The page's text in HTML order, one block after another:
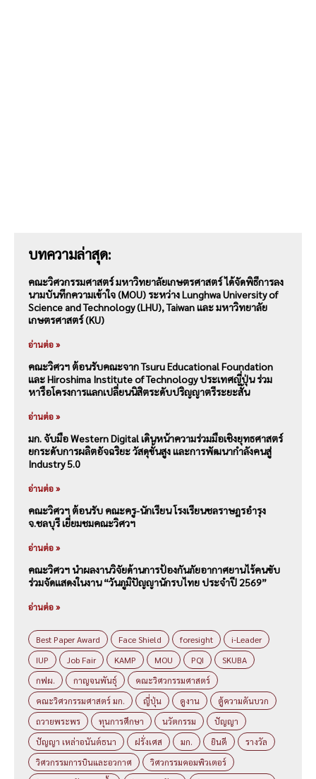
บทความล่าสุด:
คณะวิศวกรรมศาสตร์ มหาวิทยาลัยเกษตรศาสตร์ ได้จัดพิธีการลง
นามบันทึกความเข้าใจ (MOU) ระหว่าง Lunghwa University of
Science and Technology (LHU), Taiwan และ มหาวิทยาลัย
เกษตรศาสตร์ (KU)
อ่านต่อ »
คณะวิศวฯ ต้อนรับคณะจาก Tsuru Educational Foundation
และ Hiroshima Institute of Technology ประเทศญี่ปุ่น ร่วม
หารือโครงการแลกเปลี่ยนนิสิตระดับปริญญาตรีระยะสั้น
อ่านต่อ »
มก. จับมือ Western Digital เดินหน้าความร่วมมือเชิงยุทธศาสตร์
ยกระดับการผลิตอัจฉริยะ วัสดุขั้นสูง และการพัฒนากำลังคนสู่
Industry 5.0
อ่านต่อ »
คณะวิศวฯ ต้อนรับ คณะครู-นักเรียน โรงเรียนชลราษฎรอำรุง
จ.ชลบุรี เยี่ยมชมคณะวิศวฯ
อ่านต่อ »
คณะวิศวฯ นำผลงานวิจัยด้านการป้องกันภัยอากาศยานไร้คนขับ
ร่วมจัดแสดงในงาน “วันภูมิปัญญานักรบไทย ประจำปี 2569”
อ่านต่อ »
Best Paper Award Face Shield foresight
i-Leader
IUP
Job Fair KAMP MOU PQI
SKUBA
กฟผ.
กาญจนพันธุ์
คณะวิศวกรรมศาสตร์
คณะวิศวกรรมศาสตร์ มก.
ญี่ปุ่น ดูงาน
ตู้ความดันบวก
ถวายพระพร
ทุนการศึกษา นวัตกรรม
ปัญญา
ปัญญา เหล่าอนันต์ธนา
ฝรั่งเศส มก. ยินดี
รางวัล
วิศวกรรมการบินและอวกาศ
วิศวกรรมคอมพิวเตอร์